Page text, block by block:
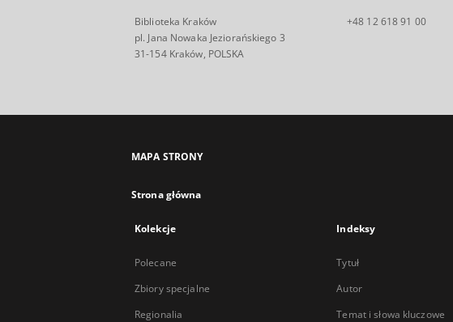
Biblioteka Kraków
pl. Jana Nowaka Jeziorańskiego 3
31-154 Kraków, POLSKA
+48 12 618 91 00
MAPA STRONY
Strona główna
Kolekcje
Polecane
Zbiory specjalne
Regionalia
Indeksy
Tytuł
Autor
Temat i słowa kluczowe